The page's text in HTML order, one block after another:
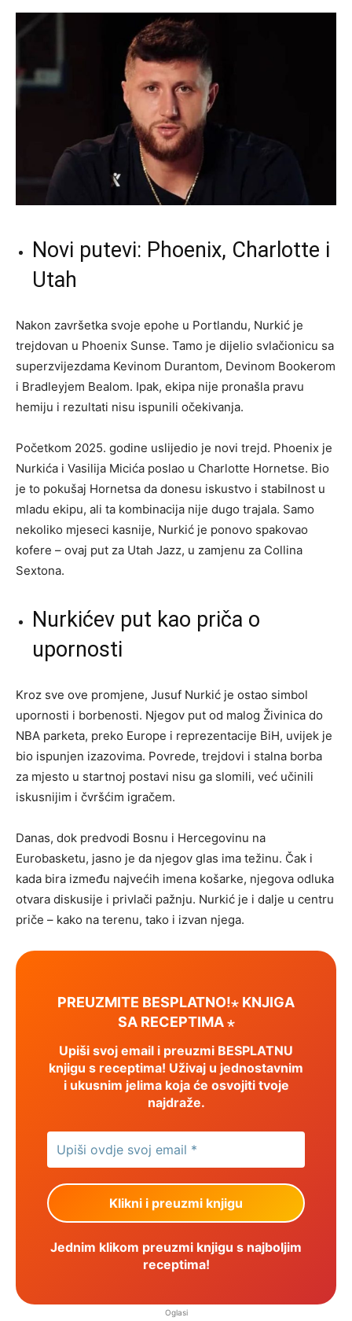
Novi putevi: Phoenix, Charlotte i
Utah
Nakon završetka svoje epohe u Portlandu, Nurkić je
trejdovan u Phoenix Sunse. Tamo je dijelio svlačionicu sa
superzvijezdama Kevinom Durantom, Devinom Bookerom
i Bradleyjem Bealom. Ipak, ekipa nije pronašla pravu
hemiju i rezultati nisu ispunili očekivanja.
Početkom 2025. godine uslijedio je novi trejd. Phoenix je
Nurkića i Vasilija Micića poslao u Charlotte Hornetse. Bio
je to pokušaj Hornetsa da donesu iskustvo i stabilnost u
mladu ekipu, ali ta kombinacija nije dugo trajala. Samo
nekoliko mjeseci kasnije, Nurkić je ponovo spakovao
kofere – ovaj put za Utah Jazz, u zamjenu za Collina
Sextona.
Nurkićev put kao priča o
upornosti
Kroz sve ove promjene, Jusuf Nurkić je ostao simbol
upornosti i borbenosti. Njegov put od malog Živinica do
NBA parketa, preko Europe i reprezentacije BiH, uvijek je
bio ispunjen izazovima. Povrede, trejdovi i stalna borba
za mjesto u startnoj postavi nisu ga slomili, već učinili
iskusnijim i čvršćim igračem.
Danas, dok predvodi Bosnu i Hercegovinu na
Eurobasketu, jasno je da njegov glas ima težinu. Čak i
kada bira između najvećih imena košarke, njegova odluka
otvara diskusije i privlači pažnju. Nurkić je i dalje u centru
priče – kako na terenu, tako i izvan njega.
PREUZMITE BESPLATNO!⋆ KNJIGA
SA RECEPTIMA ⋆
Upiši svoj email i preuzmi BESPLATNU
knjigu s receptima! Uživaj u jednostavnim
i ukusnim jelima koja će osvojiti tvoje
najdraže.
Jednim klikom preuzmi knjigu s najboljim
receptima!
Oglasi